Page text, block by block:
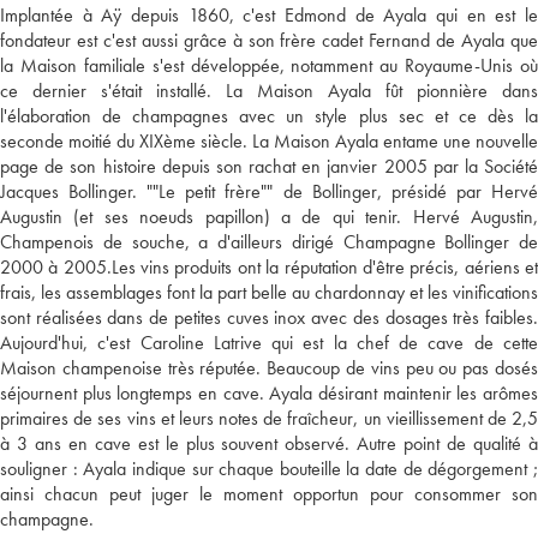
Implantée à Aÿ depuis 1860, c'est Edmond de Ayala qui en est le
fondateur est c'est aussi grâce à son frère cadet Fernand de Ayala que
la Maison familiale s'est développée, notamment au Royaume-Unis où
ce dernier s'était installé. La Maison Ayala fût pionnière dans
l'élaboration de champagnes avec un style plus sec et ce dès la
seconde moitié du XIXème siècle. La Maison Ayala entame une nouvelle
page de son histoire depuis son rachat en janvier 2005 par la Société
Jacques Bollinger. ""Le petit frère"" de Bollinger, présidé par Hervé
Augustin (et ses noeuds papillon) a de qui tenir. Hervé Augustin,
Champenois de souche, a d'ailleurs dirigé Champagne Bollinger de
2000 à 2005.Les vins produits ont la réputation d'être précis, aériens et
frais, les assemblages font la part belle au chardonnay et les vinifications
sont réalisées dans de petites cuves inox avec des dosages très faibles.
Aujourd'hui, c'est Caroline Latrive qui est la chef de cave de cette
Maison champenoise très réputée. Beaucoup de vins peu ou pas dosés
séjournent plus longtemps en cave. Ayala désirant maintenir les arômes
primaires de ses vins et leurs notes de fraîcheur, un vieillissement de 2,5
à 3 ans en cave est le plus souvent observé. Autre point de qualité à
souligner : Ayala indique sur chaque bouteille la date de dégorgement ;
ainsi chacun peut juger le moment opportun pour consommer son
champagne.